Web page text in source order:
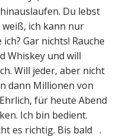
Du lebst
weiß, ich kann nur
Gar nichts! Rauche
Whiskey und will
Will jeder, aber nicht
dann Millionen von
für heute Abend
Ich bin bedient.
es richtig. Bis bald .